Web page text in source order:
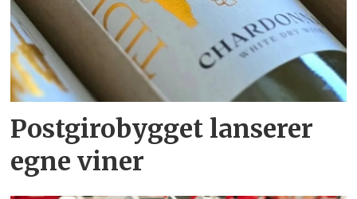
Postgirobygget lanserer
egne viner